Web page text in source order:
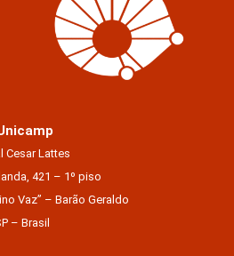
Cesar Lattes
421 – 1º piso
Vaz” – Barão Geraldo
– Brasil